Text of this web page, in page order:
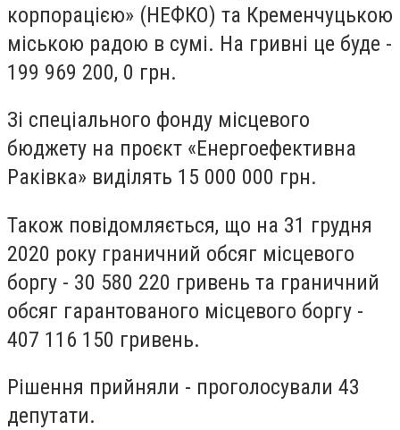
корпорацією» (НЕФКО) та Кременчуцькою
міською радою в сумі. На гривні це буде -
199 969 200, 0 грн.
Зі спеціального фонду місцевого
бюджету на проєкт «Енергоефективна
Раківка» виділять 15 000 000 грн.
Також повідомляється, що на 31 грудня
2020 року граничний обсяг місцевого
боргу - 30 580 220 гривень та граничний
обсяг гарантованого місцевого боргу -
407 116 150 гривень.
Рішення прийняли - проголосували 43
депутати.